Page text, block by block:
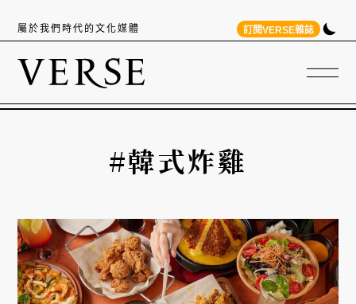
屬於我們時代的文化媒體 訂閱VERSE雜誌
#韓式炸雞